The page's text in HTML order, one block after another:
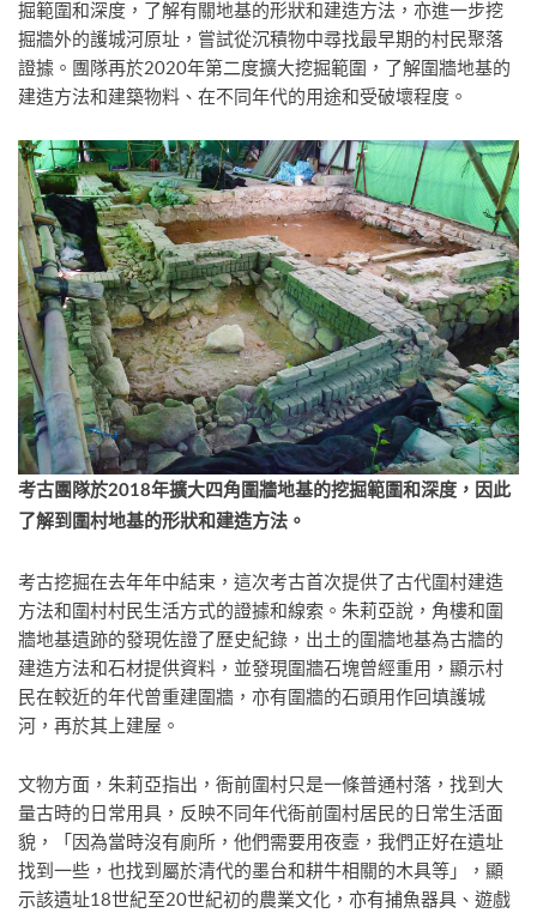
掘範圍和深度，了解有關地基的形狀和建造方法，亦進一步挖
掘牆外的護城河原址，嘗試從沉積物中尋找最早期的村民聚落
證據。團隊再於2020年第二度擴大挖掘範圍，了解圍牆地基的
建造方法和建築物料、在不同年代的用途和受破壞程度。
考古團隊於2018年擴大四角圍牆地基的挖掘範圍和深度，因此
了解到圍村地基的形狀和建造方法。
考古挖掘在去年年中結束，這次考古首次提供了古代圍村建造
方法和圍村村民生活方式的證據和線索。朱莉亞說，角樓和圍
牆地基遺跡的發現佐證了歷史紀錄，出土的圍牆地基為古牆的
建造方法和石材提供資料，並發現圍牆石塊曾經重用，顯示村
民在較近的年代曾重建圍牆，亦有圍牆的石頭用作回填護城
河，再於其上建屋。
文物方面，朱莉亞指出，衙前圍村只是一條普通村落，找到大
量古時的日常用具，反映不同年代衙前圍村居民的日常生活面
貌，「因為當時沒有廁所，他們需要用夜壼，我們正好在遺址
找到一些，也找到屬於清代的墨台和耕牛相關的木具等」，顯
示該遺址18世紀至20世紀初的農業文化，亦有捕魚器具、遊戲